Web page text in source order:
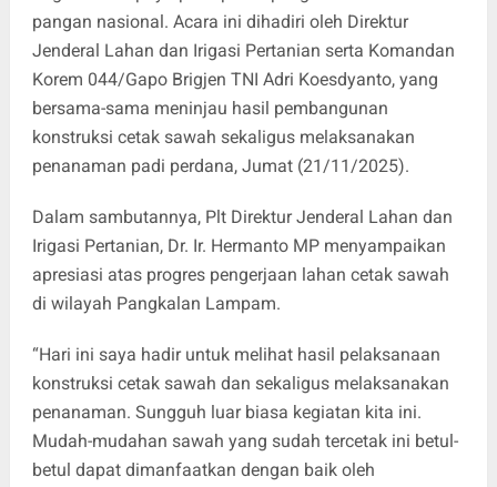
pangan nasional. Acara ini dihadiri oleh Direktur
Jenderal Lahan dan Irigasi Pertanian serta Komandan
Korem 044/Gapo Brigjen TNI Adri Koesdyanto, yang
bersama-sama meninjau hasil pembangunan
konstruksi cetak sawah sekaligus melaksanakan
penanaman padi perdana, Jumat (21/11/2025).
Dalam sambutannya, Plt Direktur Jenderal Lahan dan
Irigasi Pertanian, Dr. Ir. Hermanto MP menyampaikan
apresiasi atas progres pengerjaan lahan cetak sawah
di wilayah Pangkalan Lampam.
“Hari ini saya hadir untuk melihat hasil pelaksanaan
konstruksi cetak sawah dan sekaligus melaksanakan
penanaman. Sungguh luar biasa kegiatan kita ini.
Mudah-mudahan sawah yang sudah tercetak ini betul-
betul dapat dimanfaatkan dengan baik oleh